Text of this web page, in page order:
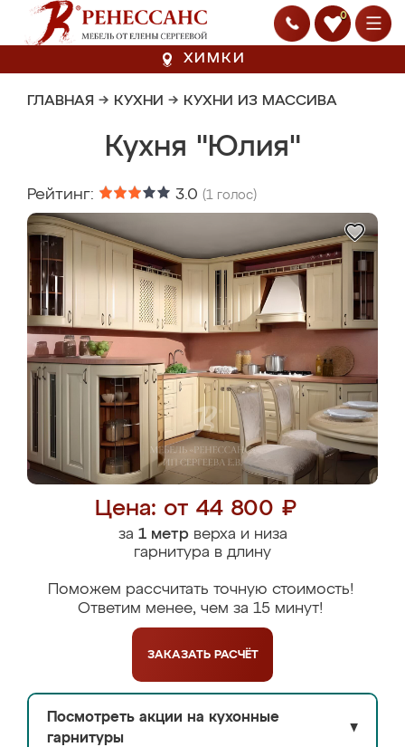
0
ХИМКИ
ГЛАВНАЯ → КУХНИ → КУХНИ ИЗ МАССИВА
Кухня "Юлия"
Рейтинг: 3.0 (1 голос)
Цена: от 44 800 ₽
за 1 метрверха и низа
гарнитура в длину
Поможем рассчитать точную стоимость!
Ответим менее, чем за 15 минут!
ЗАКАЗАТЬ РАСЧЁТ
Посмотреть акции на кухонные
гарнитуры
▼